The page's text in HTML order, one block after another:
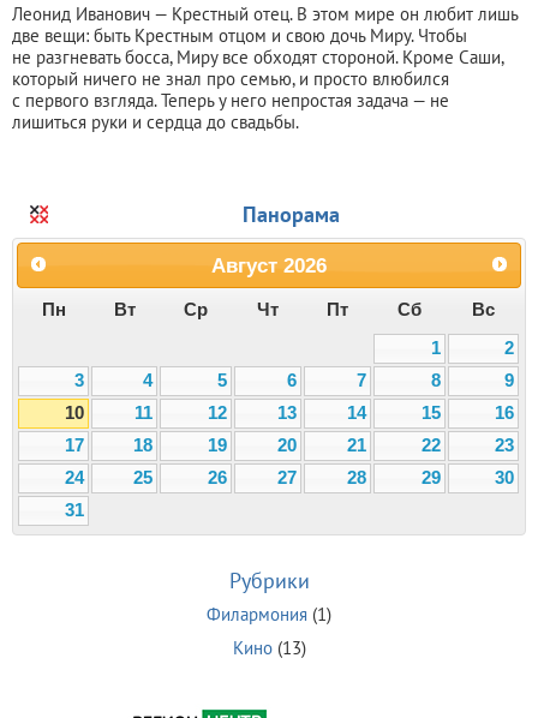
Леонид Иванович — Крестный отец. В этом мире он любит лишь
две вещи: быть Крестным отцом и свою дочь Миру. Чтобы
не разгневать босса, Миру все обходят стороной. Кроме Саши,
который ничего не знал про семью, и просто влюбился
с первого взгляда. Теперь у него непростая задача — не
лишиться руки и сердца до свадьбы.
Панорама
Август 2026
Пн Вт Ср Чт Пт Сб
Вс
1
2
3
4 5 6 7 8
9
10
11 12 13 14 15
16
17
18 19 20 21 22
23
24
25 26 27 28 29
30
31
Рубрики
Филармония (1)
Кино(13)